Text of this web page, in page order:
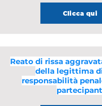
Clicca qui
Reato di rissa
della legittima
responsabilità